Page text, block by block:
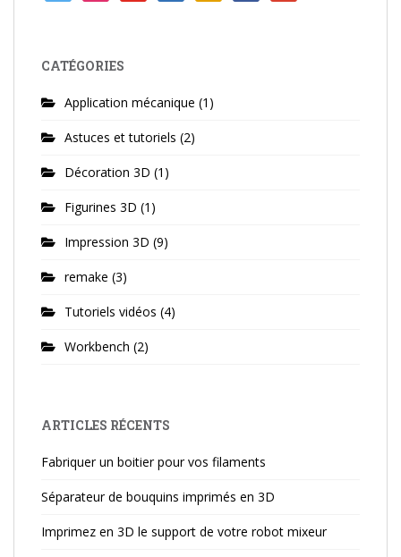
CATÉGORIES
Application mécanique (1)
Astuces et tutoriels (2)
Décoration 3D (1)
Figurines 3D (1)
Impression 3D (9)
remake (3)
Tutoriels vidéos (4)
Workbench (2)
ARTICLES RÉCENTS
Fabriquer un boitier pour vos filaments
Séparateur de bouquins imprimés en 3D
Imprimez en 3D le support de votre robot mixeur